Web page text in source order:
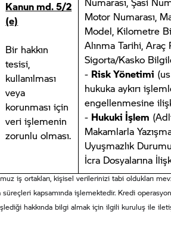
Motor Numarası,
Model, Kilometre
Alınma Tarihi, Araç
Sigorta/Kasko
- Risk Yönetimi
hukuka aykırı
engellenmesine
- Hukuki İşlem
Makamlarla
Uyuşmazlık
İcra Dosyalarına
Kanun md. 5/2
(e)
Bir hakkın
tesisi,
kullanılması
veya
korunması için
veri işlemenin
zorunlu olması.
iş ortakları, kişisel verilerinizi tabi oldukları
kapsamında işlemektedir. Kredi
işlediği hakkında bilgi almak için ilgili kuruluş ile